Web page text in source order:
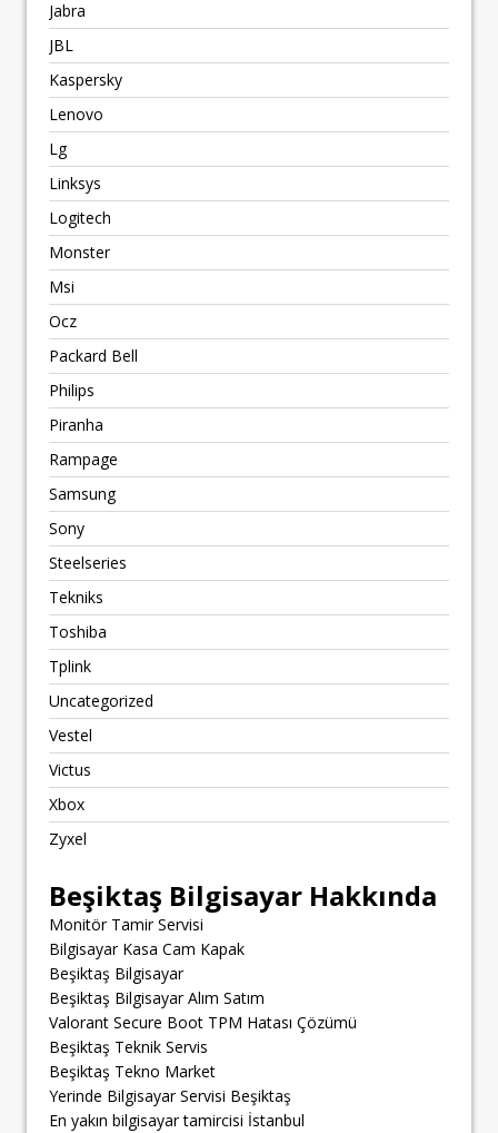
Jabra
JBL
Kaspersky
Lenovo
Lg
Linksys
Logitech
Monster
Msi
Ocz
Packard Bell
Philips
Piranha
Rampage
Samsung
Sony
Steelseries
Tekniks
Toshiba
Tplink
Uncategorized
Vestel
Victus
Xbox
Zyxel
Beşiktaş Bilgisayar Hakkında
Monitör Tamir Servisi
Bilgisayar Kasa Cam Kapak
Beşiktaş Bilgisayar
Beşiktaş Bilgisayar Alım Satım
Valorant Secure Boot TPM Hatası Çözümü
Beşiktaş Teknik Servis
Beşiktaş Tekno Market
Yerinde Bilgisayar Servisi Beşiktaş
En yakın bilgisayar tamircisi İstanbul